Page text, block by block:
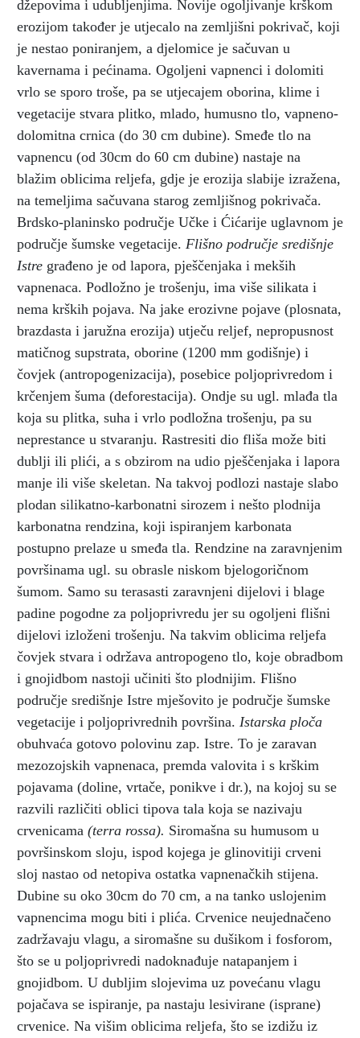
džepovima i udubljenjima. Novije ogoljivanje krškom
erozijom također je utjecalo na zemljišni pokrivač, koji
je nestao poniranjem, a djelomice je sačuvan u
kavernama i pećinama. Ogoljeni vapnenci i dolomiti
vrlo se sporo troše, pa se utjecajem oborina, klime i
vegetacije stvara plitko, mlado, humusno tlo, vapneno-
dolomitna crnica (do 30 cm dubine). Smeđe tlo na
vapnencu (od 30cm do 60 cm dubine) nastaje na
blažim oblicima reljefa, gdje je erozija slabije izražena,
na temeljima sačuvana starog zemljišnog pokrivača.
Brdsko-planinsko područje Učke i Ćićarije uglavnom je
područje šumske vegetacije. Flišno područje središnje
Istre građeno je od lapora, pješčenjaka i mekših
vapnenaca. Podložno je trošenju, ima više silikata i
nema krških pojava. Na jake erozivne pojave (plosnata,
brazdasta i jaružna erozija) utječu reljef, nepropusnost
matičnog supstrata, oborine (1200 mm godišnje) i
čovjek (antropogenizacija), posebice poljoprivredom i
krčenjem šuma (deforestacija). Ondje su ugl. mlađa tla
koja su plitka, suha i vrlo podložna trošenju, pa su
neprestance u stvaranju. Rastresiti dio fliša može biti
dublji ili plići, a s obzirom na udio pješčenjaka i lapora
manje ili više skeletan. Na takvoj podlozi nastaje slabo
plodan silikatno-karbonatni sirozem i nešto plodnija
karbonatna rendzina, koji ispiranjem karbonata
postupno prelaze u smeđa tla. Rendzine na zaravnjenim
površinama ugl. su obrasle niskom bjelogoričnom
šumom. Samo su terasasti zaravnjeni dijelovi i blage
padine pogodne za poljoprivredu jer su ogoljeni flišni
dijelovi izloženi trošenju. Na takvim oblicima reljefa
čovjek stvara i održava antropogeno tlo, koje obradbom
i gnojidbom nastoji učiniti što plodnijim. Flišno
područje središnje Istre mješovito je područje šumske
vegetacije i poljoprivrednih površina. Istarska ploča
obuhvaća gotovo polovinu zap. Istre. To je zaravan
mezozojskih vapnenaca, premda valovita i s krškim
pojavama (doline, vrtače, ponikve i dr.), na kojoj su se
razvili različiti oblici tipova tala koja se nazivaju
crvenicama (terra rossa). Siromašna su humusom u
površinskom sloju, ispod kojega je glinovitiji crveni
sloj nastao od netopiva ostatka vapnenačkih stijena.
Dubine su oko 30cm do 70 cm, a na tanko uslojenim
vapnencima mogu biti i plića. Crvenice neujednačeno
zadržavaju vlagu, a siromašne su dušikom i fosforom,
što se u poljoprivredi nadoknađuje natapanjem i
gnojidbom. U dubljim slojevima uz povećanu vlagu
pojačava se ispiranje, pa nastaju lesivirane (isprane)
crvenice. Na višim oblicima reljefa, što se izdižu iz